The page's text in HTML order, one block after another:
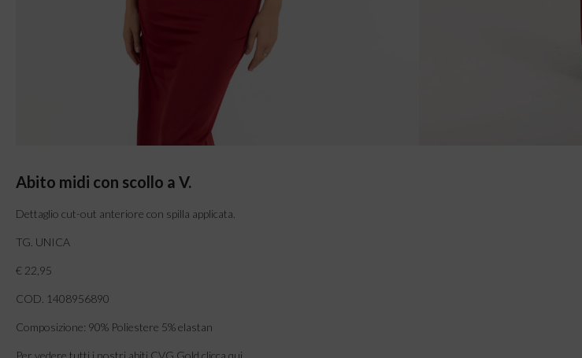
Abito midi con scollo a V.
Dettaglio cut-out anteriore con spilla applicata.
TG. UNICA
€ 22,95
COD. 1408956890
Composizione: 90% Poliestere 5% elastan
Per vedere tutti i nostri abiti CVG Gold clicca qui